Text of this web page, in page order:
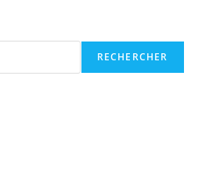
RECHERCHER